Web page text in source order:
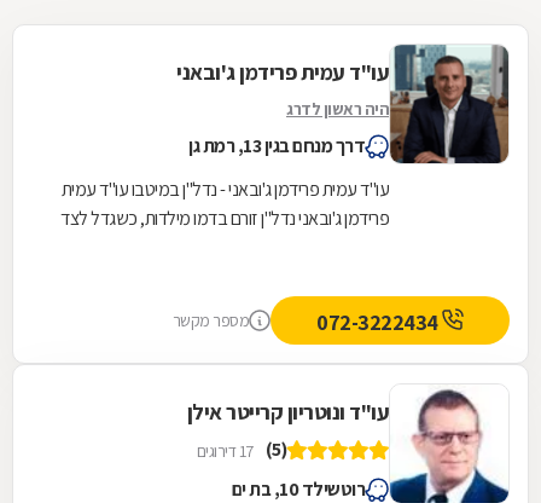
עו"ד עמית פרידמן ג'ובאני
היה ראשון לדרג
דרך מנחם בגין 13, רמת גן
עו"ד עמית פרידמן ג'ובאני - נדל"ן במיטבו עו"ד עמית
פרידמן ג'ובאני נדל"ן זורם בדמו מילדות, כשגדל לצד
072-3222434 מספר מקשר
עו"ד ונוטריון קרייטר אילן
(5) 17 דירוגים
רוטשילד 10, בת ים